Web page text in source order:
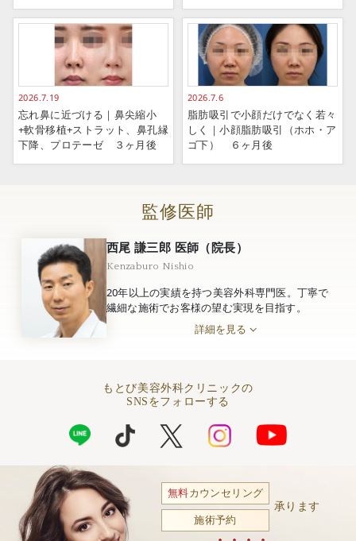
2026.7.19
忘れ鼻に近づける｜鼻尖縮小
+軟骨移植+ストラット、鼻孔縁
下降、プロテーゼ ３ヶ月後
2026.7.6
脂肪吸引で小顔だけでなく若々
しく｜小顔脂肪吸引（ホホ・ア
ゴ下） ６ヶ月後
監修医師
西尾 謙三郎 医師（院長）
Kenzaburo Nishio
20年以上の実績を持つ美容外科専門医。丁寧で
繊細な施術でお客様の望む実現を目指す。
詳細を見る
もとび美容外科クリニックの
SNSをフォローする
無料カウンセリング
施術予約
承ります